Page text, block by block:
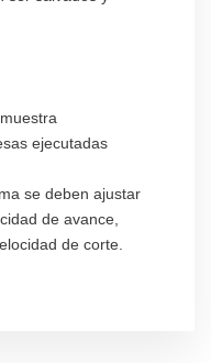
ejecutadas
se deben ajustar
de avance,
de corte.